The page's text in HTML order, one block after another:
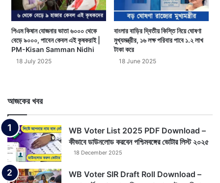
পিএম কিষান যোজনার ভাতা ৬০০০ থেকে
বেড়ে ৯০০০, পাবেন কেবল এই কৃষকরাই |
PM-Kisan Samman Nidhi
18 July 2025
বাংলার বাড়ির দ্বিতীয় কিস্তি নিয়ে ঘোষণা
মুখ্যমন্ত্রীর, ১৬ লক্ষ পরিবার পাবে ১.২ লাখ
টাকা করে
18 June 2025
আজকের খবর
WB Voter List 2025 PDF Download –
কীভাবে ডাউনলোড করবেন পশ্চিমবঙ্গের ভোটার লিস্ট ২০২৫
18 December 2025
WB Voter SIR Draft Roll Download –